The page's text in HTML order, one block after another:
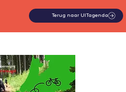
Terug naar UITagenda